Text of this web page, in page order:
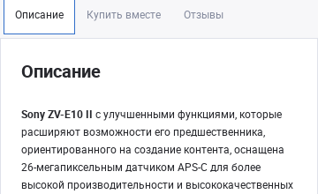
Описание Купить вместе Отзывы
Описание
Sony ZV-E10 II с улучшенными функциями, которые
расширяют возможности его предшественника,
ориентированного на создание контента, оснащена
26-мегапиксельным датчиком APS-C для более
высокой производительности и высококачественных